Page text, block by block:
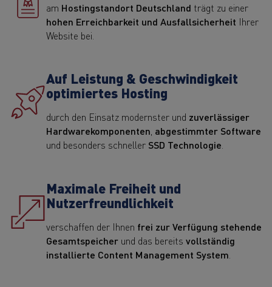
am Hostingstandort Deutschland trägt zu einer
hohen Erreichbarkeit und Ausfallsicherheit Ihrer
Website bei.
Auf Leistung & Geschwindigkeit
optimiertes Hosting
durch den Einsatz modernster und zuverlässiger
Hardwarekomponenten abgestimmter Software
und besonders schneller SSD Technologie
Maximale Freiheit und
Nutzerfreundlichkeit
verschaffen der Ihnen frei zur Verfügung stehende
Gesamtspeicher und das bereits vollständig
installierte Content Management System